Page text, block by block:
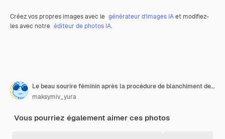
Créez vos propres images avec le générateur d’images IAet modifiez-
les avec notre éditeur de photos IA.
Le beau sourire féminin après la procédure de blanchiment des dents
maksymiv_yura
Vous pourriez également aimer ces photos